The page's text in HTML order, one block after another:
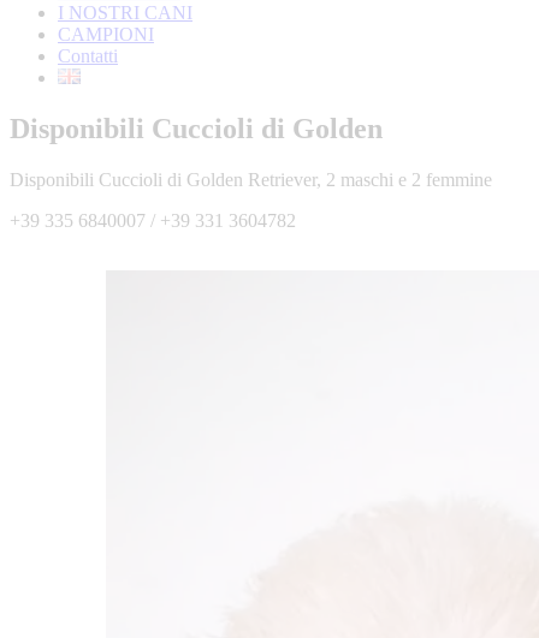
I NOSTRI CANI
CAMPIONI
Contatti
Disponibili Cuccioli di Golden
Disponibili Cuccioli di Golden Retriever, 2 maschi e 2 femmine
+39 335 6840007 / +39 331 3604782